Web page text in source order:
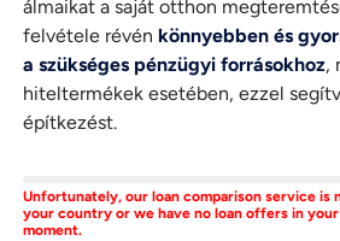
álmaikat a saját otthon
felvétele révén könnyebben és
a szükséges pénzügyi forrásokhoz,
hiteltermékek esetében, ezzel
építkezést.
Unfortunately, our loan comparison service is
your country or we have no loan offers in
moment.